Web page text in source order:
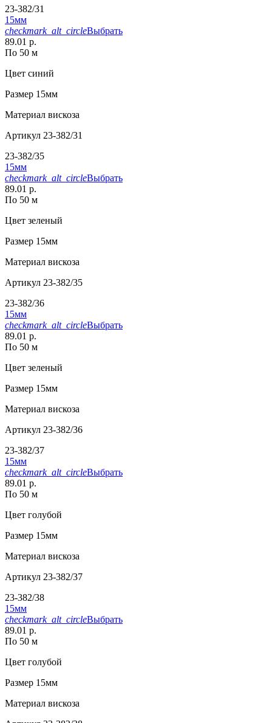
23-382/31
15мм
checkmark_alt_circleВыбрать
89.01 р.
По 50 м
Цвет синий
Размер 15мм
Материал вискоза
Артикул 23-382/31
23-382/35
15мм
checkmark_alt_circleВыбрать
89.01 р.
По 50 м
Цвет зеленый
Размер 15мм
Материал вискоза
Артикул 23-382/35
23-382/36
15мм
checkmark_alt_circleВыбрать
89.01 р.
По 50 м
Цвет зеленый
Размер 15мм
Материал вискоза
Артикул 23-382/36
23-382/37
15мм
checkmark_alt_circleВыбрать
89.01 р.
По 50 м
Цвет голубой
Размер 15мм
Материал вискоза
Артикул 23-382/37
23-382/38
15мм
checkmark_alt_circleВыбрать
89.01 р.
По 50 м
Цвет голубой
Размер 15мм
Материал вискоза